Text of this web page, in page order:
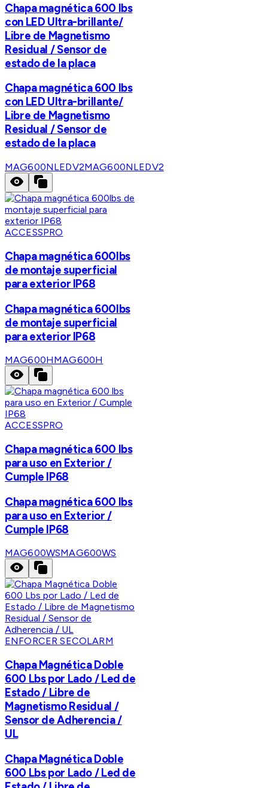
Chapa magnética 600 lbs
con LED Ultra-brillante/
Libre de Magnetismo
Residual / Sensor de
estado de la placa
Chapa magnética 600 lbs
con LED Ultra-brillante/
Libre de Magnetismo
Residual / Sensor de
estado de la placa
MAG600NLEDV2MAG600NLEDV2
ACCESSPRO
Chapa magnética 600lbs
de montaje superficial
para exterior IP68
Chapa magnética 600lbs
de montaje superficial
para exterior IP68
MAG600HMAG600H
ACCESSPRO
Chapa magnética 600 lbs
para uso en Exterior /
Cumple IP68
Chapa magnética 600 lbs
para uso en Exterior /
Cumple IP68
MAG600WSMAG600WS
ENFORCER SECOLARM
Chapa Magnética Doble
600 Lbs por Lado / Led de
Estado / Libre de
Magnetismo Residual /
Sensor de Adherencia /
UL
Chapa Magnética Doble
600 Lbs por Lado / Led de